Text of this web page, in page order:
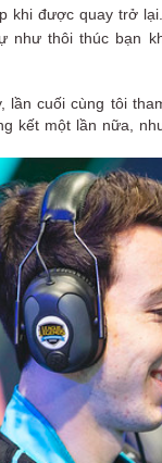
khi được quay trở
như thôi thúc bạn
lần cuối cùng tôi
kết một lần nữa,